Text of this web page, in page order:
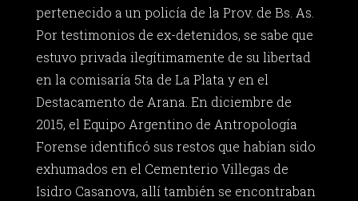
pertenecido a un policía de la Prov. de Bs. As.
Por testimonios de ex-detenidos, se sabe que
estuvo privada ilegítimamente de su libertad
en la comisaría 5ta de La Plata y en el
Destacamento de Arana. En diciembre de
2015, el Equipo Argentino de Antropología
Forense identificó sus restos que habían sido
exhumados en el Cementerio Villegas de
Isidro Casanova, allí también se encontraban